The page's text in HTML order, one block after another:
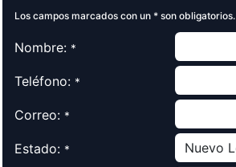
Los campos marcados con un * son obligatorios.
Nombre: *
Teléfono: *
Correo: *
Estado: *